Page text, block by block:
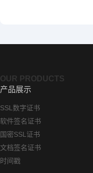
OUR PRODUCTS
产品展示
SSL数字证书
软件签名证书
国密SSL证书
文档签名证书
时间戳